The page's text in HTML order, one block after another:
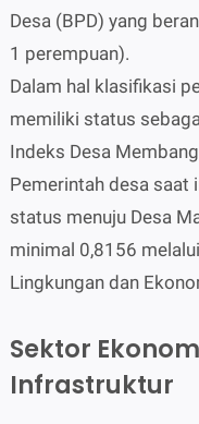
Desa (BPD) yang
1 perempuan).
Dalam hal klasifikasi
memiliki status
Indeks Desa
Pemerintah desa saat
status menuju Desa
minimal 0,8156
Lingkungan dan
Sektor
Infrastruktur